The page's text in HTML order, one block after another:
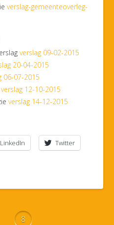
verslag-gemeenteoverleg-
verslag 09-02-2015
20-04-2015
06-07-2015
verslag 12-10-2015
verslag 14-12-2015
LinkedIn Twitter
8